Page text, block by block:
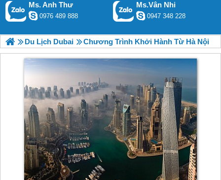
Ms. Anh Thư
0976 489 888
Ms.Vân Nhi
0947 348 228
Du Lịch Dubai Chương Trình Khởi Hành Từ Hà Nội